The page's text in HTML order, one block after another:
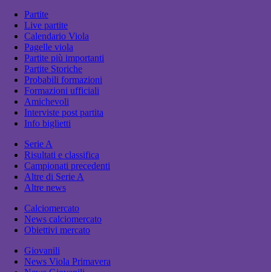
Partite
Live partite
Calendario Viola
Pagelle viola
Partite più importanti
Partite Storiche
Probabili formazioni
Formazioni ufficiali
Amichevoli
Interviste post partita
Info biglietti
Serie A
Risultati e classifica
Campionati precedenti
Altre di Serie A
Altre news
Calciomercato
News calciomercato
Obiettivi mercato
Giovanili
News Viola Primavera